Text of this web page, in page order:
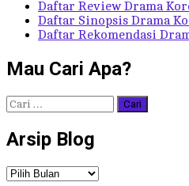
Daftar Review Drama
Daftar Sinopsis Drama
Daftar Rekomendasi
Mau Cari Apa?
Cari
untuk:
Arsip Blog
Arsip